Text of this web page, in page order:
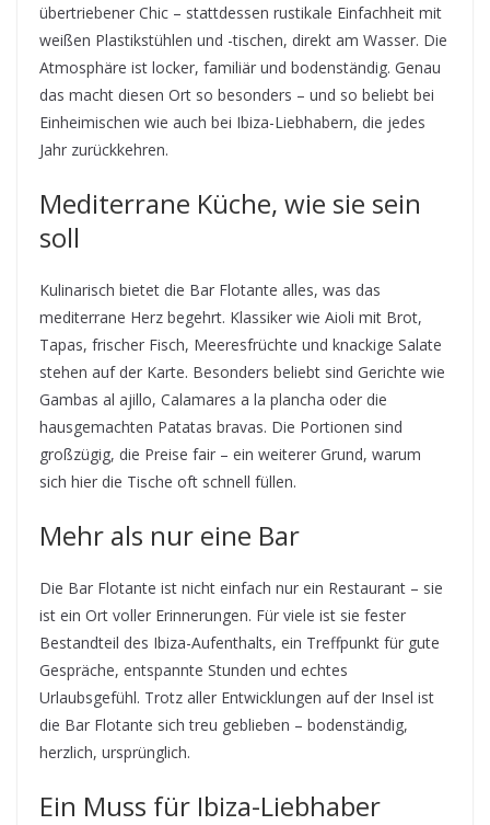
übertriebener Chic – stattdessen rustikale Einfachheit mit
weißen Plastikstühlen und -tischen, direkt am Wasser. Die
Atmosphäre ist locker, familiär und bodenständig. Genau
das macht diesen Ort so besonders – und so beliebt bei
Einheimischen wie auch bei Ibiza-Liebhabern, die jedes
Jahr zurückkehren.
Mediterrane Küche, wie sie sein
soll
Kulinarisch bietet die Bar Flotante alles, was das
mediterrane Herz begehrt. Klassiker wie Aioli mit Brot,
Tapas, frischer Fisch, Meeresfrüchte und knackige Salate
stehen auf der Karte. Besonders beliebt sind Gerichte wie
Gambas al ajillo, Calamares a la plancha oder die
hausgemachten Patatas bravas. Die Portionen sind
großzügig, die Preise fair – ein weiterer Grund, warum
sich hier die Tische oft schnell füllen.
Mehr als nur eine Bar
Die Bar Flotante ist nicht einfach nur ein Restaurant – sie
ist ein Ort voller Erinnerungen. Für viele ist sie fester
Bestandteil des Ibiza-Aufenthalts, ein Treffpunkt für gute
Gespräche, entspannte Stunden und echtes
Urlaubsgefühl. Trotz aller Entwicklungen auf der Insel ist
die Bar Flotante sich treu geblieben – bodenständig,
herzlich, ursprünglich.
Ein Muss für Ibiza-Liebhaber